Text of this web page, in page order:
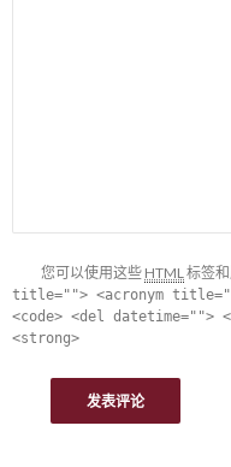
您可以使用这些 HTML标签和
title=""> <acronym
<code> <del datetime="">
<strong>